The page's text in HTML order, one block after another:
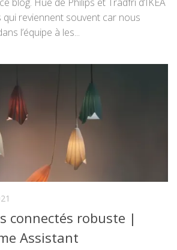
reviennent souvent car nous
l’équipe à les...
connectés robuste |
Assistant